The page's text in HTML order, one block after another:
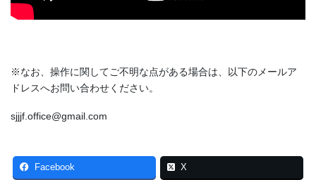
※なお、操作に関してご不明な点がある場合は、以下のメールア
ドレスへお問い合わせください。
sjjjf.office@gmail.com
Facebook X